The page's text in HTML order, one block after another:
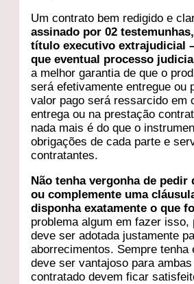
Um contrato bem redigido e
assinado por 02
título executivo extrajudicial
que eventual processo
a melhor garantia de que o
será efetivamente entregue ou
valor pago será ressarcido em
entrega ou na prestação
nada mais é do que o
obrigações de cada parte e
contratantes.
Não tenha vergonha de
ou complemente uma
disponha exatamente o que
problema algum em fazer
deve ser adotada justamente
aborrecimentos. Sempre
deve ser vantajoso para
contratado devem ficar